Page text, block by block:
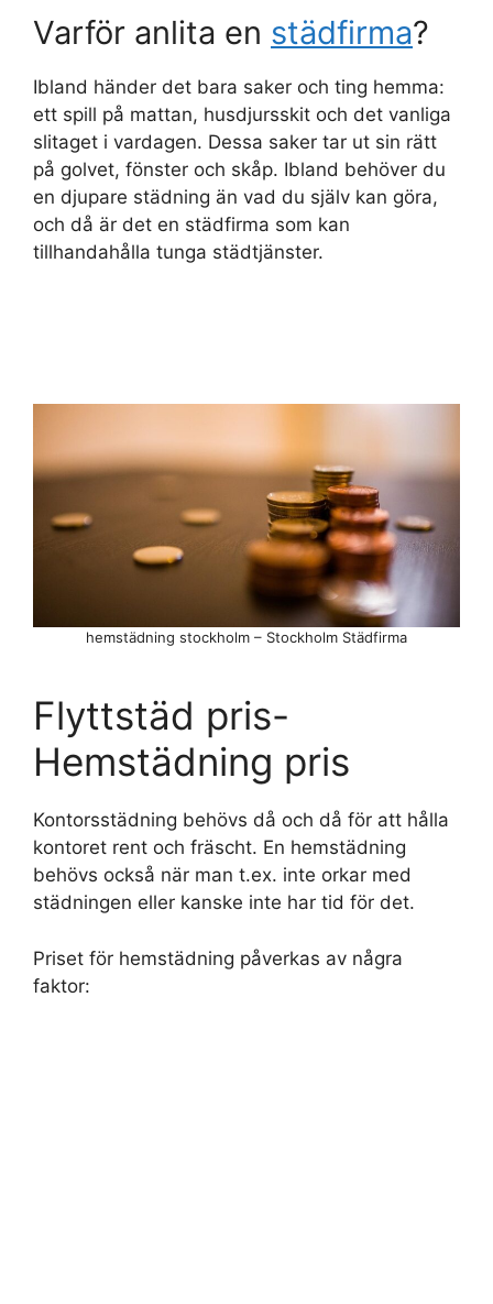
Varför anlita en städfirma?
Ibland händer det bara saker och ting hemma:
ett spill på mattan, husdjursskit och det vanliga
slitaget i vardagen. Dessa saker tar ut sin rätt
på golvet, fönster och skåp. Ibland behöver du
en djupare städning än vad du själv kan göra,
och då är det en städfirma som kan
tillhandahålla tunga städtjänster.
hemstädning stockholm – Stockholm Städfirma
Flyttstäd pris-
Hemstädning pris
Kontorsstädning behövs då och då för att hålla
kontoret rent och fräscht. En hemstädning
behövs också när man t.ex. inte orkar med
städningen eller kanske inte har tid för det.
Priset för hemstädning påverkas av några
faktor: